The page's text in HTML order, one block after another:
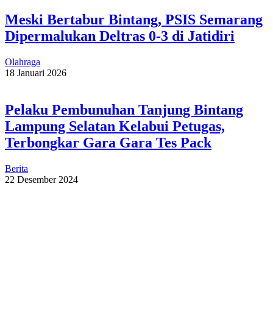
Meski Bertabur Bintang, PSIS Semarang
Dipermalukan Deltras 0-3 di Jatidiri
Olahraga
18 Januari 2026
Pelaku Pembunuhan Tanjung Bintang
Lampung Selatan Kelabui Petugas,
Terbongkar Gara Gara Tes Pack
Berita
22 Desember 2024